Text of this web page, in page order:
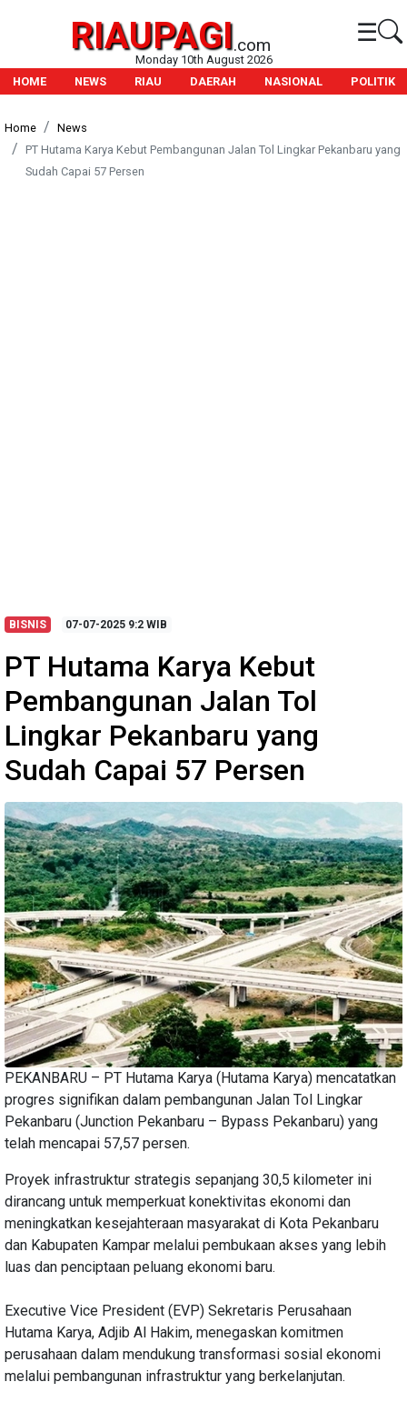
RIAUPAGI.com ☰
Monday 10th August 2026
HOME
NEWS RIAU DAERAH NASIONAL POLITIK
Home
News
PT Hutama Karya Kebut Pembangunan Jalan Tol Lingkar Pekanbaru yang
Sudah Capai 57 Persen
BISNIS 07-07-2025 9:2 WIB
PT Hutama Karya Kebut
Pembangunan Jalan Tol
Lingkar Pekanbaru yang
Sudah Capai 57 Persen
PEKANBARU – PT Hutama Karya (Hutama Karya) mencatatkan
progres signifikan dalam pembangunan Jalan Tol Lingkar
Pekanbaru (Junction Pekanbaru – Bypass Pekanbaru) yang
telah mencapai 57,57 persen.
Proyek infrastruktur strategis sepanjang 30,5 kilometer ini
dirancang untuk memperkuat konektivitas ekonomi dan
meningkatkan kesejahteraan masyarakat di Kota Pekanbaru
dan Kabupaten Kampar melalui pembukaan akses yang lebih
luas dan penciptaan peluang ekonomi baru.
Executive Vice President (EVP) Sekretaris Perusahaan
Hutama Karya, Adjib Al Hakim, menegaskan komitmen
perusahaan dalam mendukung transformasi sosial ekonomi
melalui pembangunan infrastruktur yang berkelanjutan.